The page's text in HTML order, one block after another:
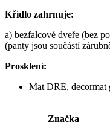
Křídlo zahrnuje:
a) bezfalcové dveře (bez
(panty jsou součástí
Prosklení:
Mat DRE, decormat
Značka